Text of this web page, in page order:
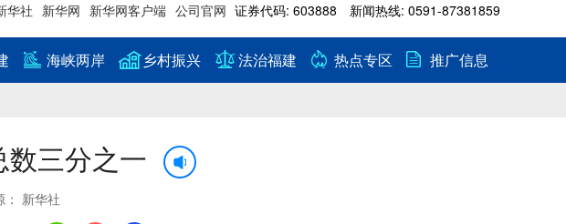
华社 新华网 新华网客户端 公司官网 证券代码: 603888 新闻热线: 0591-87381859
海峡两岸 乡村振兴 法治福建 热点专区
推广信息
三分之一
新华社